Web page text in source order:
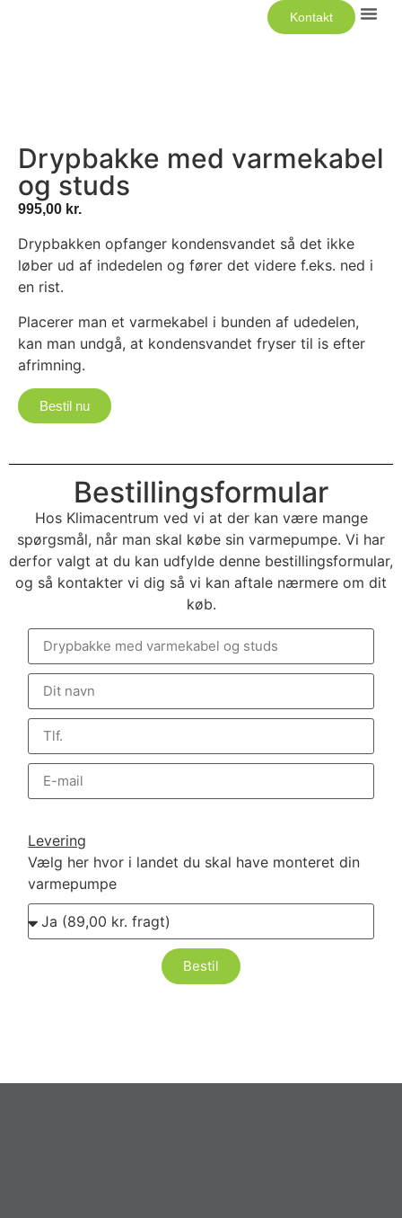
Kontakt
Drypbakke med varmekabel
og studs
995,00 kr.
Drypbakken opfanger kondensvandet så det ikke
løber ud af indedelen og fører det videre f.eks. ned i
en rist.
Placerer man et varmekabel i bunden af udedelen,
kan man undgå, at kondensvandet fryser til is efter
afrimning.
Bestil nu
Bestillingsformular
Hos Klimacentrum ved vi at der kan være mange
spørgsmål, når man skal købe sin varmepumpe. Vi har
derfor valgt at du kan udfylde denne bestillingsformular,
og så kontakter vi dig så vi kan aftale nærmere om dit
køb.
Levering
Vælg her hvor i landet du skal have monteret din
varmepumpe
Bestil